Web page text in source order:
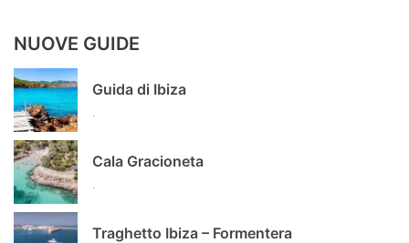
NUOVE GUIDE
Guida di Ibiza
Cala Gracioneta
Traghetto Ibiza – Formentera